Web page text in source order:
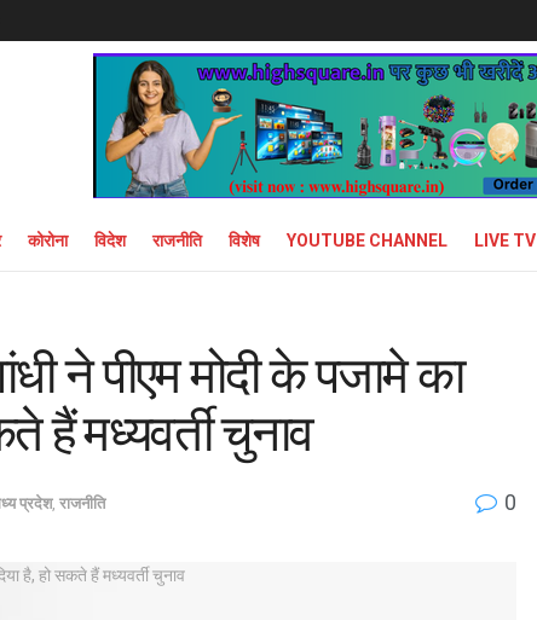
कोरोना विदेश राजनीति विशेष YOUTUBE CHANNEL LIVE TV
ने पीएम मोदी के पजामे का
हैं मध्यवर्ती चुनाव
प्रदेश, राजनीति 0